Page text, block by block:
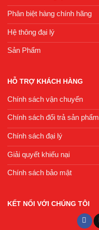
Phân biệt hàng chính hãng
Hệ thông đại lý
Sản Phẩm
HỖ TRỢ KHÁCH HÀNG
Chính sách vận chuyển
Chính sách đổi trả sản phẩm
Chính sách đại lý
Giải quyết khiếu nại
Chính sách bảo mật
KẾT NỐI VỚI CHÚNG TÔI